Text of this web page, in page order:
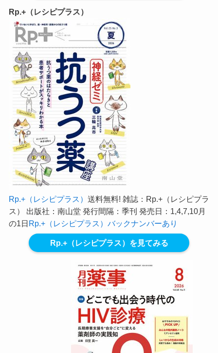
Rp.+（レシピプラス）
Rp.+（レシピプラス） 送料無料! 雑誌：Rp.+（レシピプラ
ス） 出版社：南山堂 発行間隔：季刊 発売日：1,4,7,10月
の1日Rp.+（レシピプラス）バックナンバーあり
Rp.+（レシピプラス）を見てみる